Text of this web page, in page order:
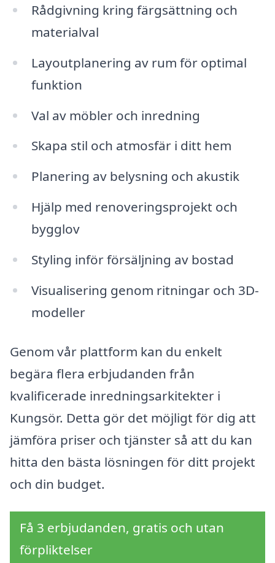
Rådgivning kring färgsättning och
materialval
Layoutplanering av rum för optimal
funktion
Val av möbler och inredning
Skapa stil och atmosfär i ditt hem
Planering av belysning och akustik
Hjälp med renoveringsprojekt och
bygglov
Styling inför försäljning av bostad
Visualisering genom ritningar och 3D-
modeller
Genom vår plattform kan du enkelt
begära flera erbjudanden från
kvalificerade inredningsarkitekter i
Kungsör. Detta gör det möjligt för dig att
jämföra priser och tjänster så att du kan
hitta den bästa lösningen för ditt projekt
och din budget.
Få 3 erbjudanden, gratis och utan
förpliktelser